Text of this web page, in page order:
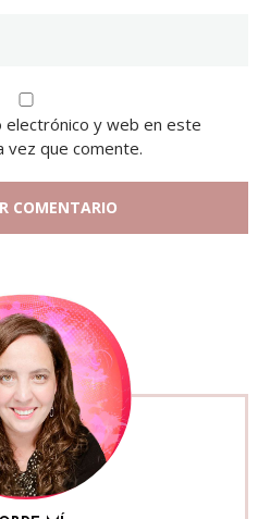
electrónico y web en este
vez que comente.